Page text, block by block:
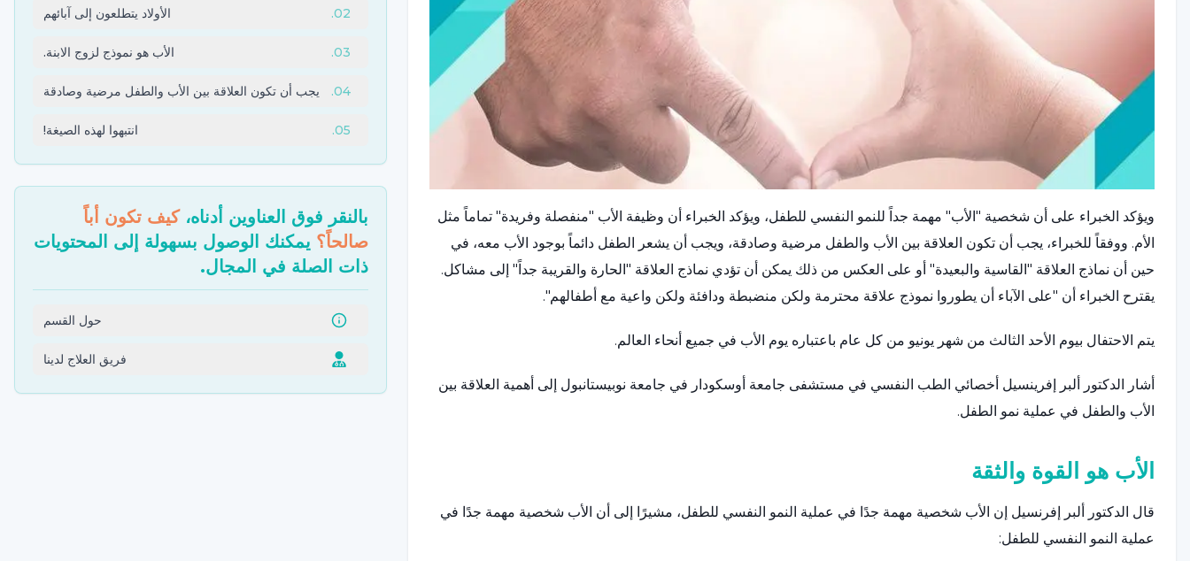
ويؤكد الخبراء على أن شخصية "الأب" مهمة جداً للنمو النفسي للطفل، ويؤكد الخبراء أن وظيفة الأب "منفصلة وفريدة" تماماً مثل
الأم. ووفقاً للخبراء، يجب أن تكون العلاقة بين الأب والطفل مرضية وصادقة، ويجب أن يشعر الطفل دائماً بوجود الأب معه، في
حين أن نماذج العلاقة "القاسية والبعيدة" أو على العكس من ذلك يمكن أن تؤدي نماذج العلاقة "الحارة والقريبة جداً" إلى مشاكل.
يقترح الخبراء أن "على الآباء أن يطوروا نموذج علاقة محترمة ولكن منضبطة ودافئة ولكن واعية مع أطفالهم".
يتم الاحتفال بيوم الأحد الثالث من شهر يونيو من كل عام باعتباره يوم الأب في جميع أنحاء العالم.
أشار الدكتور ألبر إفرينسيل أخصائي الطب النفسي في مستشفى جامعة أوسكودار في جامعة نوبيستانبول إلى أهمية العلاقة بين
الأب والطفل في عملية نمو الطفل.
الأب هو القوة والثقة
قال الدكتور ألبر إفرنسيل إن الأب شخصية مهمة جدًا في عملية النمو النفسي للطفل، مشيرًا إلى أن الأب شخصية مهمة جدًا في
عملية النمو النفسي للطفل:
02
. الأولاد يتطلعون إلى آبائهم
03
. الأب هو نموذج لزوج الابنة.
04
. يجب أن تكون العلاقة بين الأب والطفل مرضية وصادقة
05
. انتبهوا لهذه الصيغة!
بالنقر فوق العناوين أدناه، كيف تكون أباً
صالحاً؟ يمكنك الوصول بسهولة إلى المحتويات
ذات الصلة في المجال.
حول القسم
فريق العلاج لدينا